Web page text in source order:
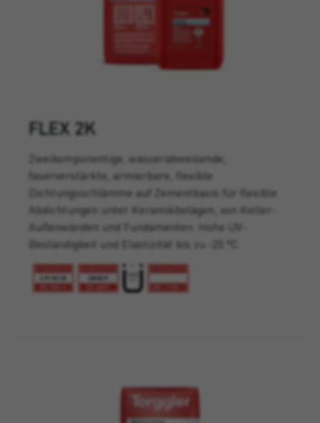
FLEX 2K
Zweikomponentige, wasserabweisende,
faserverstärkte, armierbare, flexible
Dichtungsschlämme auf Zementbasis für flexible
Abdichtungen unter Keramikbelägen, von Keller-
Außenwänden und Fundamenten. Hohe UV-
Beständigkeit und Elastizität bis zu -20 °C.